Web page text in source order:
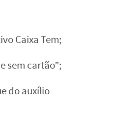
Caixa Tem;
sem cartão”;
do auxílio